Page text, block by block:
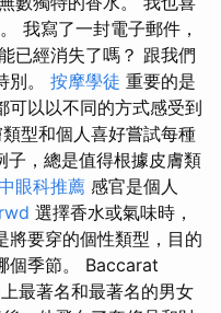
我寫了一封電子郵件，
已經消失了嗎？ 跟我們
別。 按摩學徒 重要的是
可以以不同的方式感受到
型和個人喜好嘗試每種
子，總是值得根據皮膚類
眼科推薦 感官是個人
rwd 選擇香水或氣味時，
將要穿的個性類型，目的
個季節。 Baccarat
最著名和最著名的男女